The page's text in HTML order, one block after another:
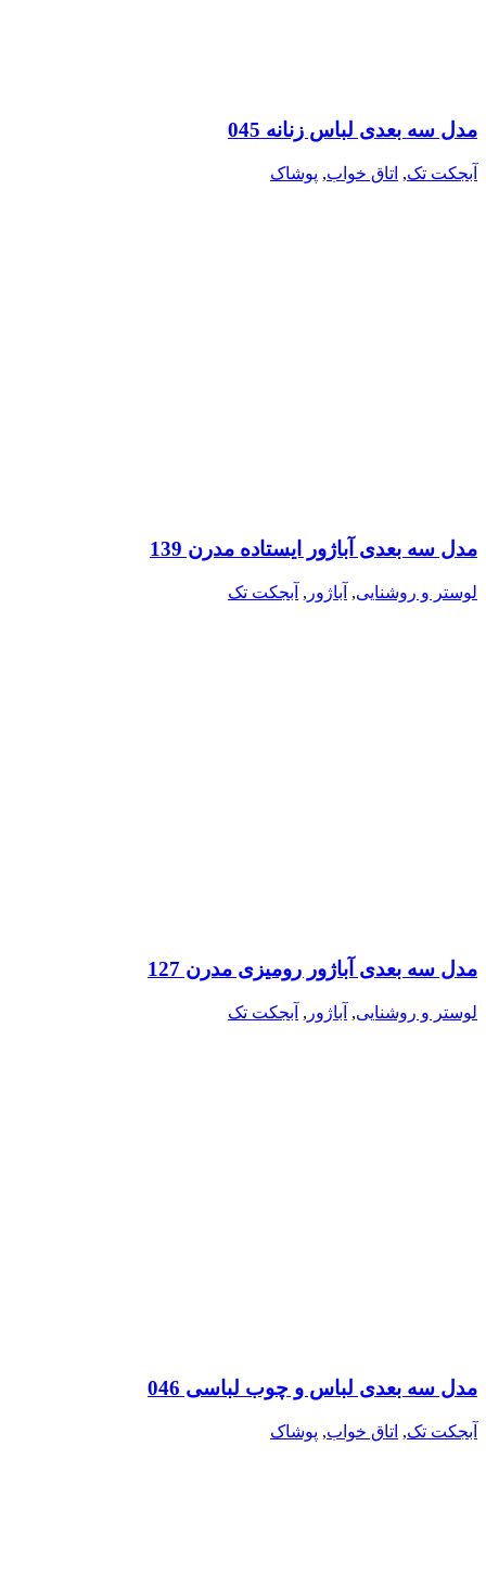
مدل سه بعدی لباس زنانه 045
آبجکت تک, اتاق خواب, پوشاک
مدل سه بعدی آباژور ایستاده مدرن 139
لوستر و روشنایی, آباژور , آبجکت تک
مدل سه بعدی آباژور رومیزی مدرن 127
لوستر و روشنایی, آباژور , آبجکت تک
مدل سه بعدی لباس و چوب لباسی 046
آبجکت تک, اتاق خواب, پوشاک